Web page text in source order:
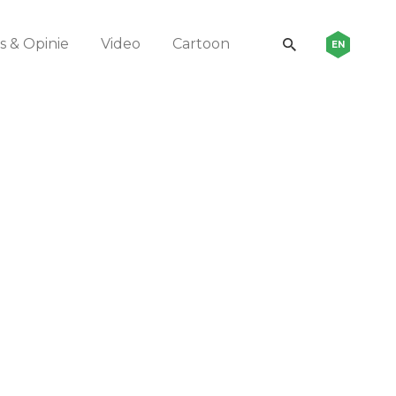
& Opinie Video Cartoon EN